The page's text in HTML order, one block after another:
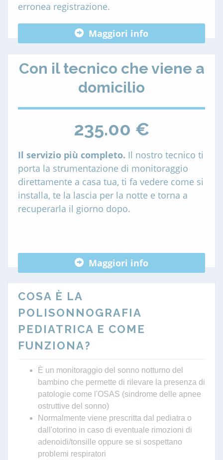
erronea registrazione.
Maggiori info
Con il tecnico che viene a
domicilio
235.00 €
Il servizio più completo. Il nostro tecnico ti
porta la strumentazione di monitoraggio
direttamente a casa tua, ti fa vedere come si
installa, te la lascia per la notte e torna a
recuperarla il giorno dopo.
Maggiori info
COSA È LA
POLISONNOGRAFIA
PEDIATRICA E COME
FUNZIONA?
È un monitoraggio del sonno notturno del
bambino che permette di rilevare la presenza di
patologie come l'OSAS (sindrome delle apnee
ostruttive del sonno)
Normalmente viene prescritta dal pediatra o
dall'otorino in caso di eventuale rimozioni di
adenoidi/tonsille oppure se si sospettano
problemi respiratori